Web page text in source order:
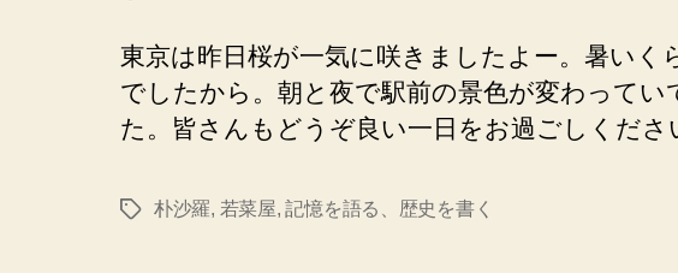
東京は昨日桜が一気に咲きましたよー。暑いく
でしたから。朝と夜で駅前の景色が変わってい
た。皆さんもどうぞ良い一日をお過ごしくださ
タ
朴沙羅, 若菜屋,記憶を語る、歴史を書く